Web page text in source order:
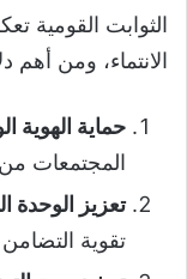
الثوابت القومية
الانتماء، ومن أهم
حماية الهوية
المجتمعات من
تعزيز الوحدة
تقوية